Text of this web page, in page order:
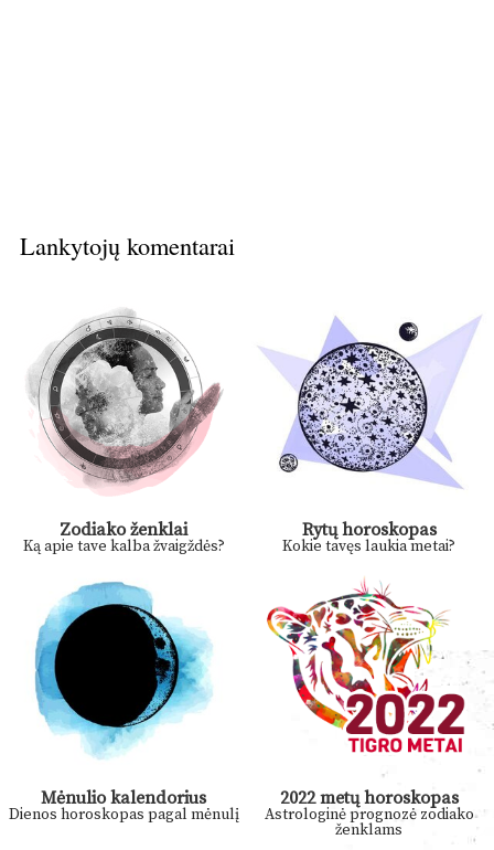
Lankytojų komentarai
Zodiako ženklai
Ką apie tave kalba žvaigždės?
Rytų horoskopas
Kokie tavęs laukia metai?
Mėnulio kalendorius
Dienos horoskopas pagal mėnulį
2022 metų horoskopas
Astrologinė prognozė zodiako
ženklams